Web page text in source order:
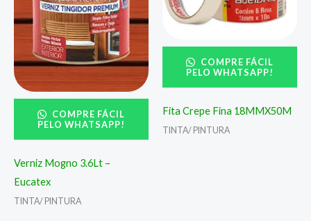
COMPRE FÁCIL
PELO WHATSAPP!
Verniz Mogno 3.6Lt –
Eucatex
TINTA/ PINTURA
COMPRE FÁCIL
PELO WHATSAPP!
Fita Crepe Fina 18MMX50M
TINTA/ PINTURA